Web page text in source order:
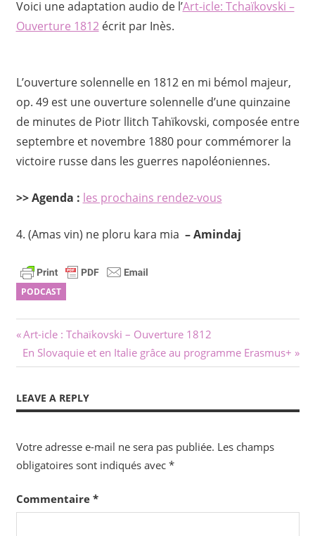
Voici une adaptation audio de l’Art-icle: Tchaïkovski –
Ouverture 1812écrit par Inès.
L’ouverture solennelle en 1812 en mi bémol majeur,
op. 49 est une ouverture solennelle d’une quinzaine
de minutes de Piotr llitch Tahïkovski, composée entre
septembre et novembre 1880 pour commémorer la
victoire russe dans les guerres napoléoniennes.
>> Agenda : les prochains rendez-vous
4. (Amas vin) ne ploru kara mia – Amindaj
PODCAST
Navigation
de
l’article
Previous
Post:
Art-icle : Tchaïkovski – Ouverture 1812
Next
Post:
En Slovaquie et en Italie grâce au programme Erasmus+
LEAVE A REPLY
Votre adresse e-mail ne sera pas publiée. Les champs
obligatoires sont indiqués avec *
Commentaire *